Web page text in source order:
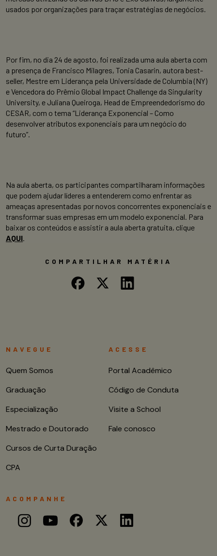
usados por organizações para traçar estratégias de negócios.
Por fim, no dia 24 de agosto, foi realizada uma aula aberta com
a presença de Francisco Milagres, Tonia Casarin, autora best-
seller, Mestre em Liderança pela Universidade de Columbia (NY)
e Vencedora do Prêmio Global Impact Challenge da Singularity
University, e Juliana Queiroga, Head de Empreendedorismo do
CESAR, com o tema “Liderança Exponencial – Como
desenvolver atributos exponenciais para um negócio do
futuro”.
Na aula aberta, os participantes compartilharam informações
que podem ajudar líderes a entenderem como enfrentar as
ameaças apresentadas por novos concorrentes exponenciais e
transformar suas empresas em um modelo exponencial. Para
baixar os conteúdos e assistir a aula aberta gratuita, clique
AQUI
COMPARTILHAR MATÉRIA
NAVEGUE
Quem Somos
Graduação
Especialização
Mestrado e Doutorado
Cursos de Curta Duração
CPA
ACESSE
Portal Acadêmico
Código de Conduta
Visite a School
Fale conosco
ACOMPANHE